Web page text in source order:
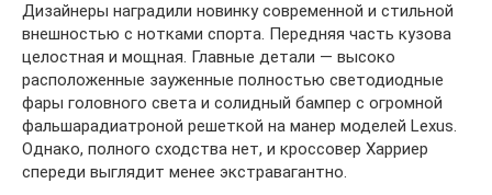
Дизайнеры наградили новинку современной и стильной
внешностью с нотками спорта. Передняя часть кузова
целостная и мощная. Главные детали — высоко
расположенные зауженные полностью светодиодные
фары головного света и солидный бампер с огромной
фальшарадиатроной решеткой на манер моделей Lexus.
Однако, полного сходства нет, и кроссовер Харриер
спереди выглядит менее экстравагантно.